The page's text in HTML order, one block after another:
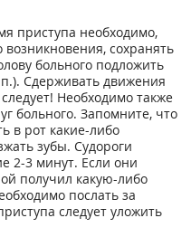
приступа необходимо,
сохранять
больного подложить
Сдерживать движения
Необходимо также
больного. Запомните, что
в рот какие-либо
зубы. Судороги
2-3 минут. Если они
получил какую-либо
послать за
следует уложить